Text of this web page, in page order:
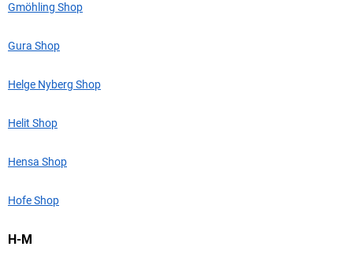
Gmöhling Shop
Gura Shop
Helge Nyberg Shop
Helit Shop
Hensa Shop
Hofe Shop
H-M